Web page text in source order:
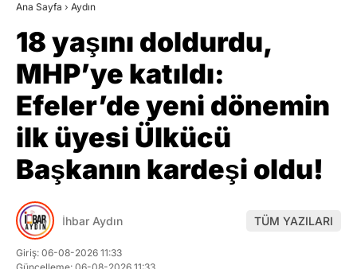
Ana Sayfa › Aydın
18 yaşını doldurdu,
MHP’ye katıldı:
Efeler’de yeni dönemin
ilk üyesi Ülkücü
Başkanın kardeşi oldu!
İhbar Aydın TÜM YAZILARI
Giriş: 06-08-2026 11:33